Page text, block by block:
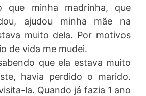
que minha madrinha, que
ajudou minha mãe na
muito dela. Por motivos
de vida me mudei.
que ela estava muito
havia perdido o marido.
la. Quando já fazia 1 ano